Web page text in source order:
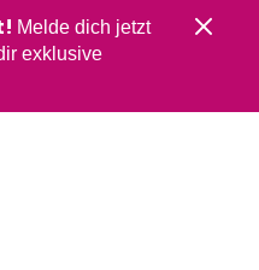
Melde dich jetzt
exklusive